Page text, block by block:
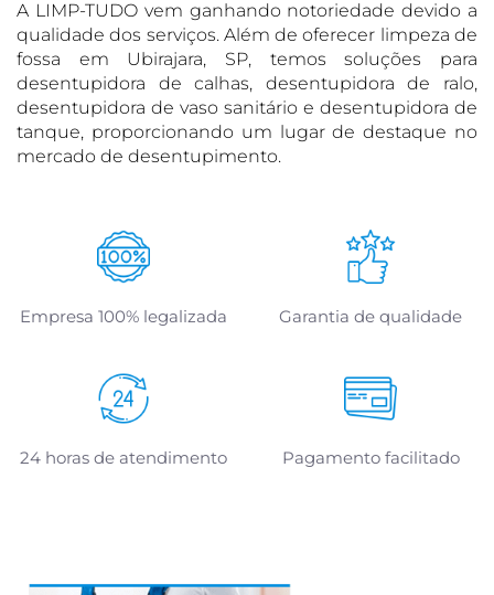
A LIMP-TUDO vem ganhando notoriedade devido a
qualidade dos serviços. Além de oferecer limpeza de
fossa em Ubirajara, SP, temos soluções para
desentupidora de calhas, desentupidora de ralo,
desentupidora de vaso sanitário e desentupidora de
tanque, proporcionando um lugar de destaque no
mercado de desentupimento.
Empresa 100% legalizada Garantia de qualidade
24 horas de atendimento Pagamento facilitado